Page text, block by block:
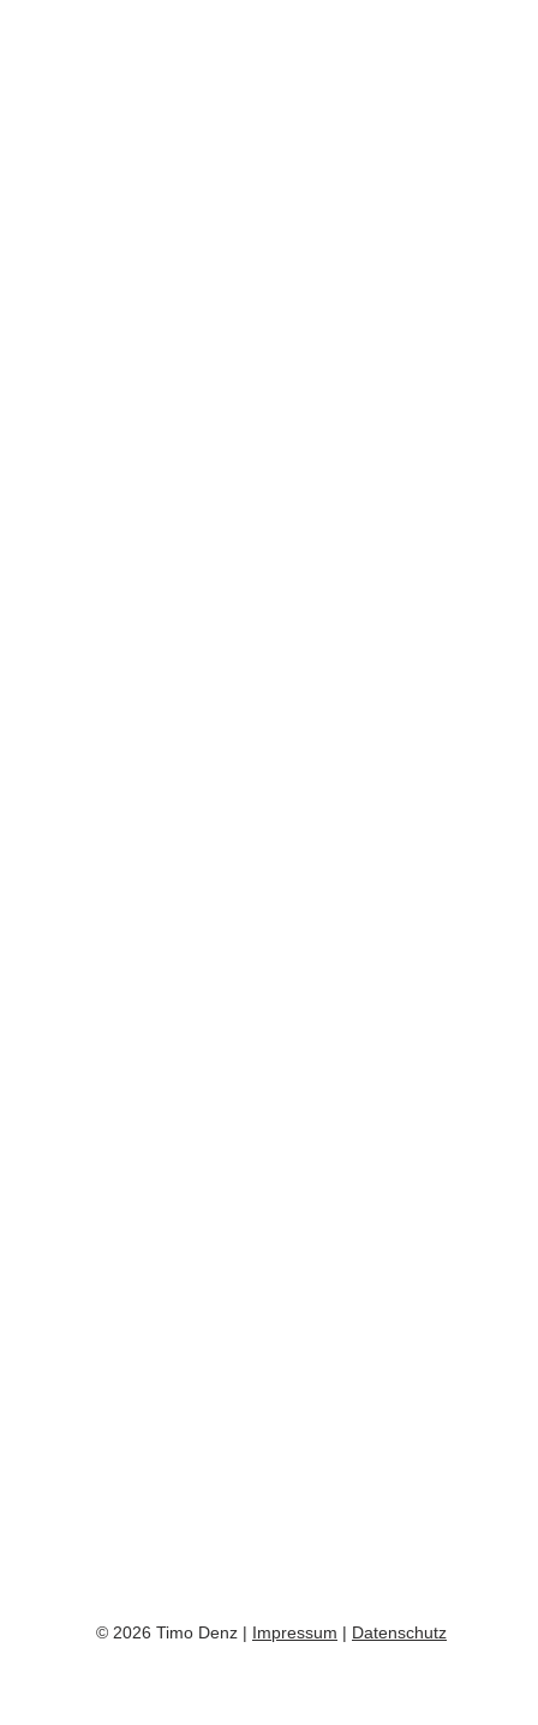
© 2026 Timo Denz | Impressum | Datenschutz